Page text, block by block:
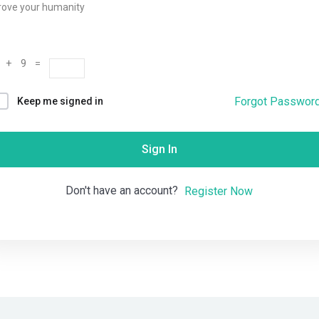
your humanity
+ 9 =
Keep me signed in Forgot
Sign In
Don't have an account? Register Now